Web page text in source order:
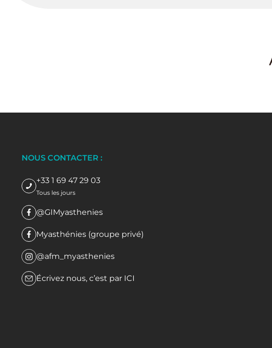
NOUS CONTACTER :
+33 1 69 47 29 03
Tous les jours
@GIMyasthenies
Myasthénies (groupe privé)
@afm_myasthenies
Écrivez nous, c’est par ICI